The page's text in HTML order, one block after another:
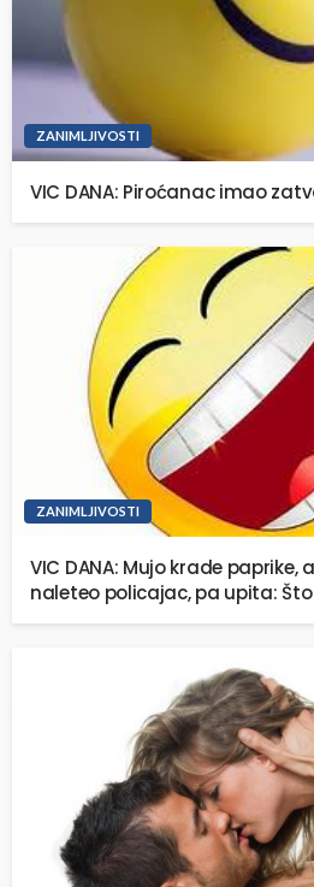
ZANIMLJIVOSTI
VIC DANA: Piroćanac imao
ZANIMLJIVOSTI
VIC DANA: Mujo krade paprike,
naleteo policajac, pa upita: